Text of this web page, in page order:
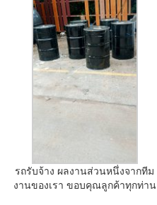
รถรับจ้าง ผลงานส่วนหนึ่งจากทีม
งานของเรา ขอบคุณลูกค้าทุกท่าน